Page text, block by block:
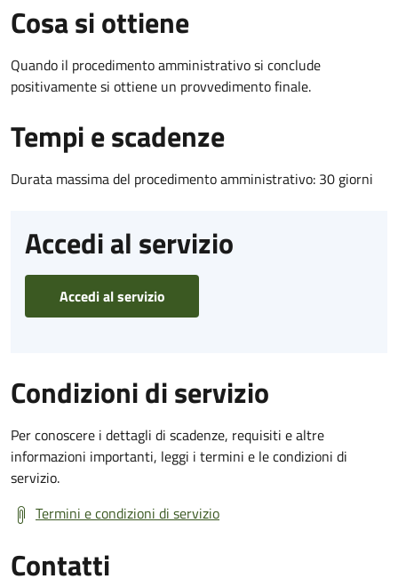
Cosa si ottiene
Quando il procedimento amministrativo si conclude
positivamente si ottiene un provvedimento finale.
Tempi e scadenze
Durata massima del procedimento amministrativo: 30 giorni
Accedi al servizio
Accedi al servizio
Condizioni di servizio
Per conoscere i dettagli di scadenze, requisiti e altre
informazioni importanti, leggi i termini e le condizioni di
servizio.
Termini e condizioni di servizio
Contatti